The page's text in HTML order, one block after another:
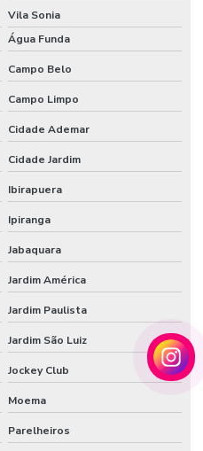
Vila Sonia
Água Funda
Campo Belo
Campo Limpo
Cidade Ademar
Cidade Jardim
Ibirapuera
Ipiranga
Jabaquara
Jardim América
Jardim Paulista
Jardim São Luiz
Jockey Club
Moema
Parelheiros